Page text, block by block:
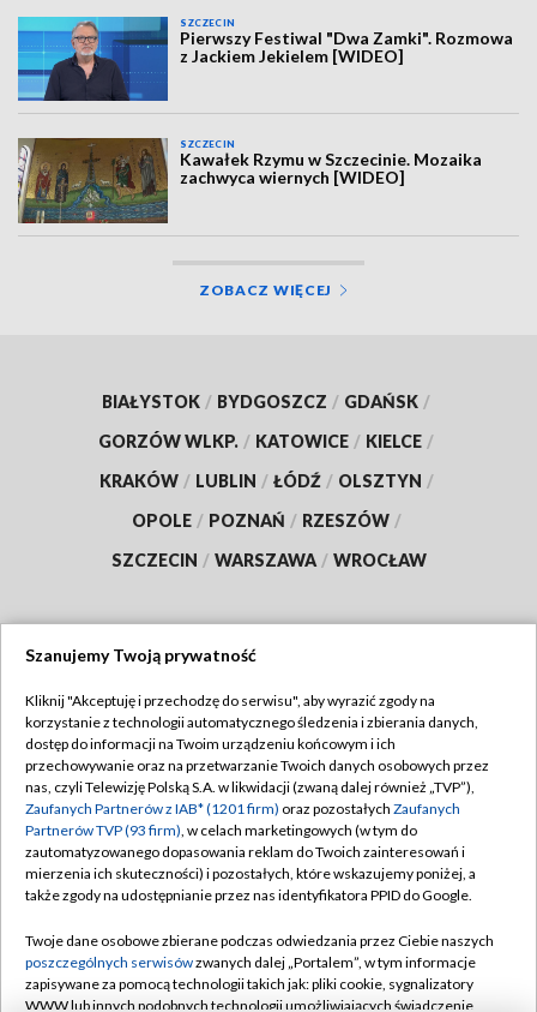
SZCZECIN
Pierwszy Festiwal "Dwa Zamki". Rozmowa
z Jackiem Jekielem [WIDEO]
SZCZECIN
Kawałek Rzymu w Szczecinie. Mozaika
zachwyca wiernych [WIDEO]
ZOBACZ WIĘCEJ
BIAŁYSTOK / BYDGOSZCZ / GDAŃSK /
GORZÓW WLKP. / KATOWICE / KIELCE /
KRAKÓW / LUBLIN / ŁÓDŹ / OLSZTYN /
OPOLE / POZNAŃ / RZESZÓW /
SZCZECIN / WARSZAWA / WROCŁAW
TVP
Abonament TVP
Emisja w TVP
Centrum informacji TVP
Naziemna Telewizja Cyfrowa
Rada Programowa
System NOS
Regulamin TVP
Polityka prywatności
Moje zgody
Pomoc
Kontakt
Szanujemy Twoją prywatność
Kliknij "Akceptuję i przechodzę do serwisu", aby wyrazić zgody na
korzystanie z technologii automatycznego śledzenia i zbierania danych,
dostęp do informacji na Twoim urządzeniu końcowym i ich
przechowywanie oraz na przetwarzanie Twoich danych osobowych przez
nas, czyli Telewizję Polską S.A. w likwidacji (zwaną dalej również „TVP”),
Zaufanych Partnerów z IAB* (1201 firm) oraz pozostałych Zaufanych
Partnerów TVP (93 firm), w celach marketingowych (w tym do
zautomatyzowanego dopasowania reklam do Twoich zainteresowań i
mierzenia ich skuteczności) i pozostałych, które wskazujemy poniżej, a
także zgody na udostępnianie przez nas identyfikatora PPID do Google.
Twoje dane osobowe zbierane podczas odwiedzania przez Ciebie naszych
poszczególnych serwisówzwanych dalej „Portalem”, w tym informacje
zapisywane za pomocą technologii takich jak: pliki cookie, sygnalizatory
WWW lub innych podobnych technologii umożliwiających świadczenie